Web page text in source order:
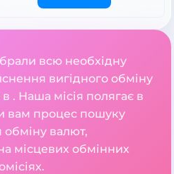
всю необхідну
вигідного обміну
в . Наша місія полягає в
вам процес пошуку
валют,
місцевих обмінних